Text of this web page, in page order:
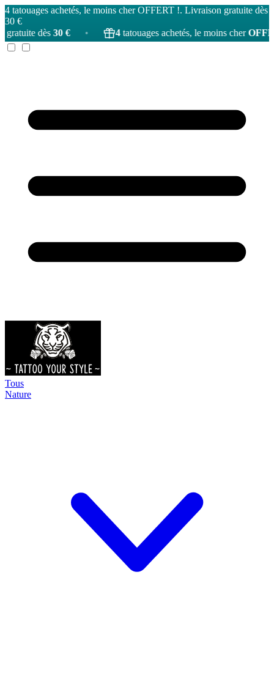
4 tatouages achetés, le moins cher OFFERT !. Livraison gratuite dès
30 €
€
• 4tatouages achetés, le moins cherOFFERT! •
Tous
Nature